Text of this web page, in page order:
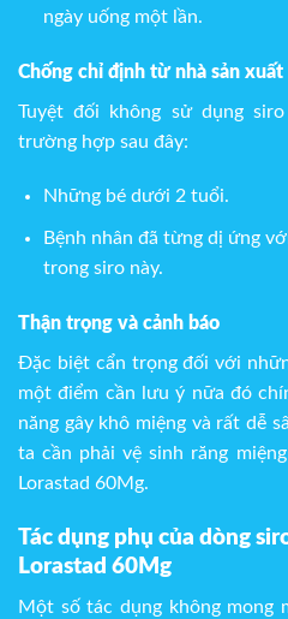
ngày uống một lần.
Chống chỉ định từ nhà sản xuất
Tuyệt đối không sử dụng
trường hợp sau đây:
Những bé dưới 2 tuổi.
Bệnh nhân đã từng dị ứng
trong siro này.
Thận trọng và cảnh báo
Đặc biệt cẩn trọng đối với
một điểm cần lưu ý nữa đó
năng gây khô miệng và rất dễ
ta cần phải vệ sinh răng
Lorastad 60Mg.
Tác dụng phụ của dòng
Lorastad 60Mg
Một số tác dụng không mong